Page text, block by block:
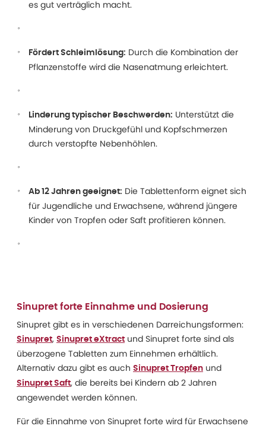
es gut verträglich macht.
Fördert Schleimlösung: Durch die Kombination der
Pflanzenstoffe wird die Nasenatmung erleichtert.
Linderung typischer Beschwerden: Unterstützt die
Minderung von Druckgefühl und Kopfschmerzen
durch verstopfte Nebenhöhlen.
Ab 12 Jahren geeignet: Die Tablettenform eignet sich
für Jugendliche und Erwachsene, während jüngere
Kinder von Tropfen oder Saft profitieren können.
Sinupret forte Einnahme und Dosierung
Sinupret gibt es in verschiedenen Darreichungsformen:
Sinupret, Sinupret eXtract und Sinupret forte sind als
überzogene Tabletten zum Einnehmen erhältlich.
Alternativ dazu gibt es auch Sinupret Tropfen und
Sinupret Saft, die bereits bei Kindern ab 2 Jahren
angewendet werden können.
Für die Einnahme von Sinupret forte wird für Erwachsene